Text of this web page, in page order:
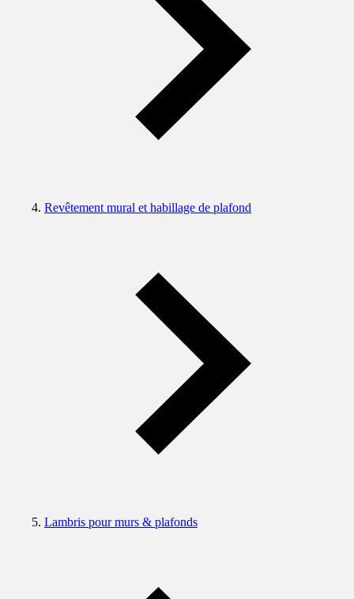
Revêtement mural et habillage de plafond
Lambris pour murs & plafonds